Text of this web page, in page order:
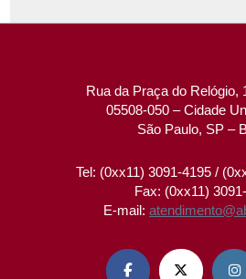
Rua da Praça do Relógio,
05508-050 – Cidade
São Paulo, SP –
Tel: (0xx11) 3091-4195 /
Fax: (0xx11)
E-mail:
  